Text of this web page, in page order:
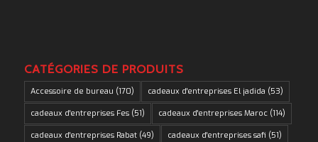
CATÉGORIES DE PRODUITS
Accessoire de bureau (170) cadeaux d'entreprises El jadida (53)
cadeaux d'entreprises Fes(51) cadeaux d'entreprises Maroc(114)
cadeaux d'entreprises Rabat(49) cadeaux d'entreprises safi (51)